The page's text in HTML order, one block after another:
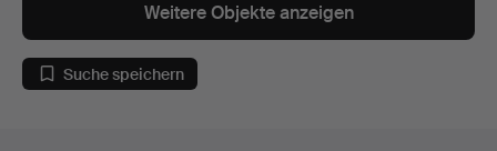
Weitere Objekte anzeigen
Suche speichern